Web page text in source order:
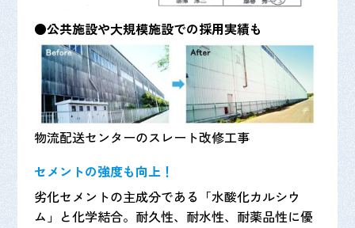
●公共施設や大規模施設での採用実績も
物流配送センターのスレート改修工事
セメントの強度も向上！
劣化セメントの主成分である「水酸化カルシウ
ム」と化学結合。耐久性、耐水性、耐薬品性に優